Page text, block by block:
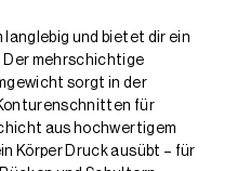
und bietet dir ein
mehrschichtige
sorgt in der
für
aus hochwertigem
Körper Druck ausübt – für